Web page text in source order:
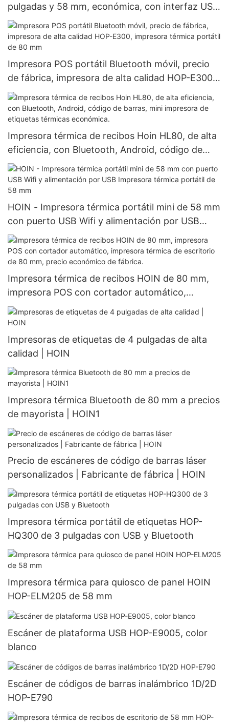
pulgadas y 58 mm, económica, con interfaz USB
BT, impresora térmica de códigos de barras para
etiquetas térmicas.
Impresora POS portátil Bluetooth móvil, precio
de fábrica, impresora de alta calidad HOP-E300,
impresora térmica portátil de 80 mm
Impresora térmica de recibos Hoin HL80, de alta
eficiencia, con Bluetooth, Android, código de
barras, mini impresora de etiquetas térmicas
económica.
HOIN - Impresora térmica portátil mini de 58 mm
con puerto USB Wifi y alimentación por USB
Impresora térmica portátil de 58 mm
Impresora térmica de recibos HOIN de 80 mm,
impresora POS con cortador automático,
impresora térmica de escritorio de 80 mm, precio
económico de fábrica.
Impresoras de etiquetas de 4 pulgadas de alta
calidad | HOIN
Impresora térmica Bluetooth de 80 mm a precios
de mayorista | HOIN1
Precio de escáneres de código de barras láser
personalizados | Fabricante de fábrica | HOIN
Impresora térmica portátil de etiquetas HOP-
HQ300 de 3 pulgadas con USB y Bluetooth
Impresora térmica para quiosco de panel HOIN
HOP-ELM205 de 58 mm
Escáner de plataforma USB HOP-E9005, color
blanco
Escáner de códigos de barras inalámbrico 1D/2D
HOP-E790